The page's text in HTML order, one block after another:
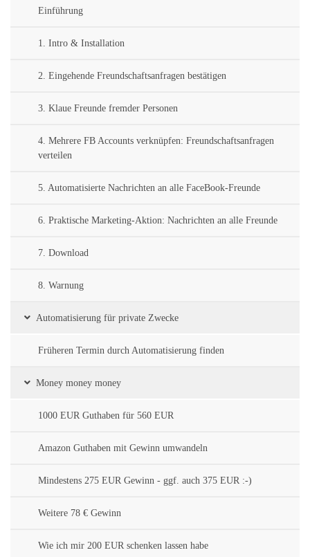
Einführung
1. Intro & Installation
2. Eingehende Freundschaftsanfragen bestätigen
3. Klaue Freunde fremder Personen
4. Mehrere FB Accounts verknüpfen: Freundschaftsanfragen
verteilen
5. Automatisierte Nachrichten an alle FaceBook-Freunde
6. Praktische Marketing-Aktion: Nachrichten an alle Freunde
7. Download
8. Warnung
Automatisierung für private Zwecke
Früheren Termin durch Automatisierung finden
Money money money
1000 EUR Guthaben für 560 EUR
Amazon Guthaben mit Gewinn umwandeln
Mindestens 275 EUR Gewinn - ggf. auch 375 EUR :-)
Weitere 78 € Gewinn
Wie ich mir 200 EUR schenken lassen habe